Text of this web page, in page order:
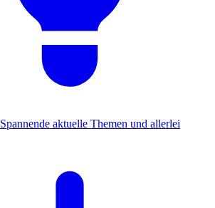
Spannende aktuelle Themen und allerlei